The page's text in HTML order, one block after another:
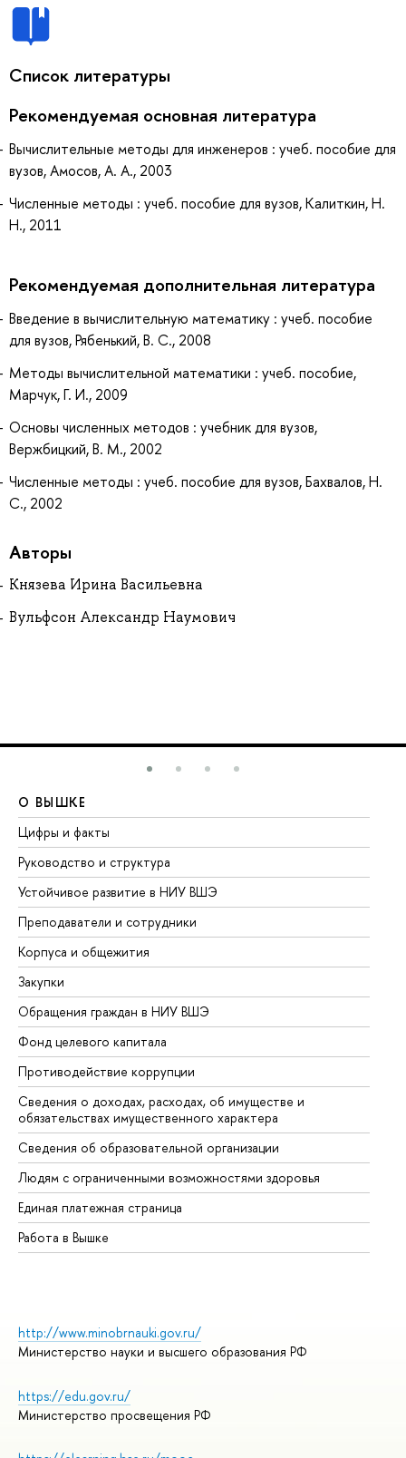
Список литературы
Рекомендуемая основная литература
Вычислительные методы для инженеров : учеб. пособие для
вузов, Амосов, А. А., 2003
Численные методы : учеб. пособие для вузов, Калиткин, Н.
Н., 2011
Рекомендуемая дополнительная литература
Введение в вычислительную математику : учеб. пособие
для вузов, Рябенький, В. С., 2008
Методы вычислительной математики : учеб. пособие,
Марчук, Г. И., 2009
Основы численных методов : учебник для вузов,
Вержбицкий, В. М., 2002
Численные методы : учеб. пособие для вузов, Бахвалов, Н.
С., 2002
Авторы
Князева Ирина Васильевна
Вульфсон Александр Наумович
О ВЫШКЕ
Цифры и факты
Руководство и структура
Устойчивое развитие в НИУ ВШЭ
Преподаватели и сотрудники
Корпуса и общежития
Закупки
Обращения граждан в НИУ ВШЭ
Фонд целевого капитала
Противодействие коррупции
Сведения о доходах, расходах, об имуществе и
обязательствах имущественного характера
Сведения об образовательной организации
Людям с ограниченными возможностями здоровья
Единая платежная страница
Работа в Вышке
http://www.minobrnauki.gov.ru/
Министерство науки и высшего образования РФ
https://edu.gov.ru/
Министерство просвещения РФ